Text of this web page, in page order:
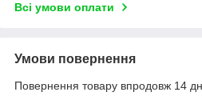
Всі умови оплати
Умови повернення
Повернення товару впродовж 14